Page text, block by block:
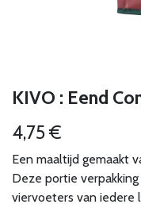
KIVO : Eend
4,75€
Een maaltijd gemaakt
Deze portie
viervoeters van iedere